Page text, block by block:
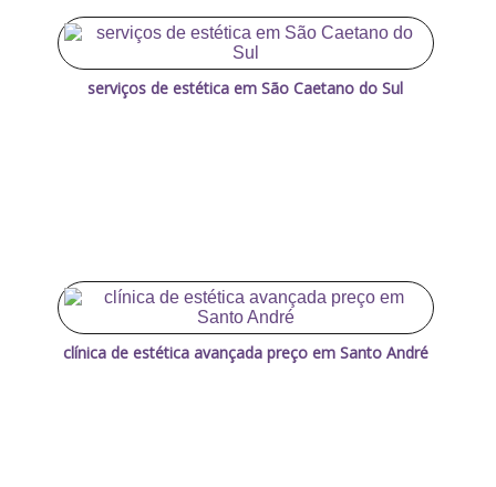
serviços de estética em São Caetano do Sul
clínica de estética avançada preço em Santo André